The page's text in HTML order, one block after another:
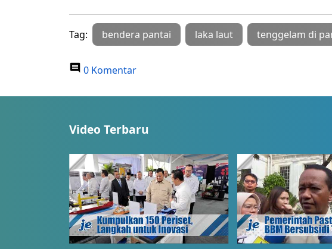
Tag: bendera pantai laka laut tenggelam di
0 Komentar
Video Terbaru